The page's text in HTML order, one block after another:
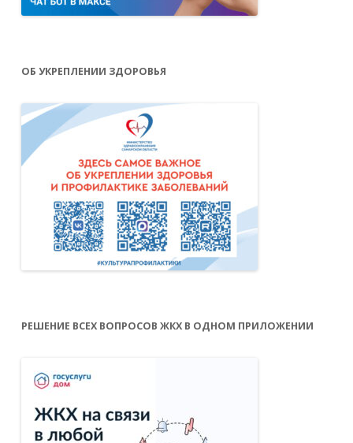
ОБ УКРЕПЛЕНИИ ЗДОРОВЬЯ
РЕШЕНИЕ ВСЕХ ВОПРОСОВ ЖКХ В ОДНОМ ПРИЛОЖЕНИИ